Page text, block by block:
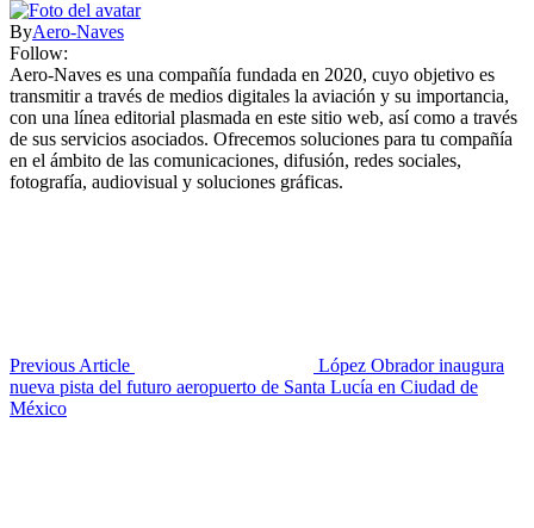
ByAero-Naves
Follow:
Aero-Naves es una compañía fundada en 2020, cuyo objetivo es
transmitir a través de medios digitales la aviación y su importancia,
con una línea editorial plasmada en este sitio web, así como a través
de sus servicios asociados. Ofrecemos soluciones para tu compañía
en el ámbito de las comunicaciones, difusión, redes sociales,
fotografía, audiovisual y soluciones gráficas.
Previous Article
López Obrador inaugura
nueva pista del futuro aeropuerto de Santa Lucía en Ciudad de
México